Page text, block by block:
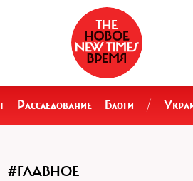
Расследование Блоги /
#ГЛАВНОЕ